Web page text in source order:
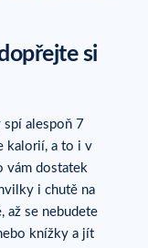
si
alespoň 7
kalorií, a to i v
vám dostatek
i chutě na
až se nebudete
knížky a jít